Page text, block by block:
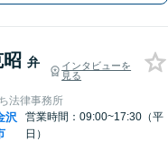
弁
インタビューを
見る
法律事務所
沢
営業時間：09:00~17:30（平
日）